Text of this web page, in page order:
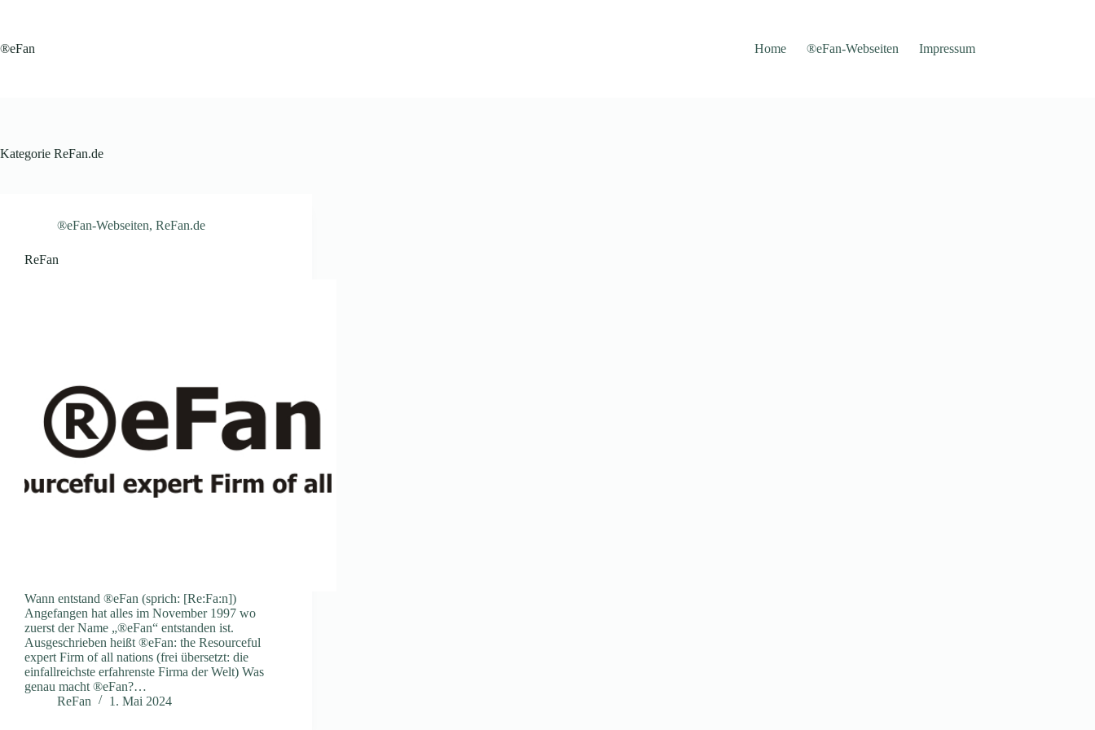
®eFan
Home ®eFan-Webseiten Impressum
Kategorie ReFan.de
®eFan-Webseiten, ReFan.de
ReFan
Wann entstand ®eFan (sprich: [Re:Fa:n])
Angefangen hat alles im November 1997 wo
zuerst der Name „®eFan“ entstanden ist.
Ausgeschrieben heißt ®eFan: the Resourceful
expert Firm of all nations (frei übersetzt: die
einfallreichste erfahrenste Firma der Welt) Was
genau macht ®eFan?…
ReFan
1. Mai 2024